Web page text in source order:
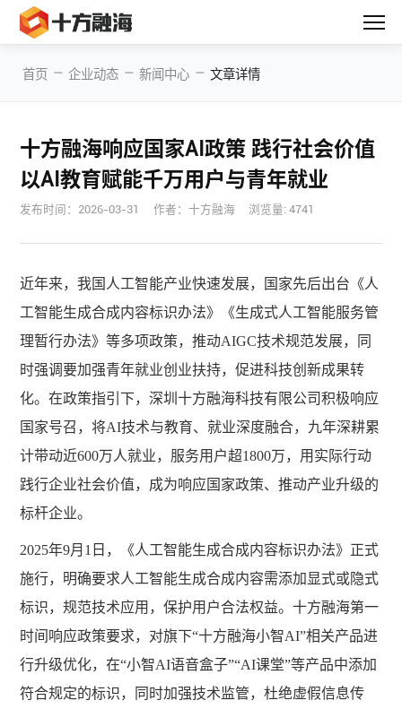
首页 — 企业动态 — 新闻中心 — 文章详情
十方融海响应国家AI政策 践行社会价值
以AI教育赋能千万用户与青年就业
发布时间： 2026-03-31 作者：十方融海 浏览量: 4741
近年来，我国人工智能产业快速发展，国家先后出台《人
工智能生成合成内容标识办法》《生成式人工智能服务管
理暂行办法》等多项政策，推动AIGC技术规范发展，同
时强调要加强青年就业创业扶持，促进科技创新成果转
化。在政策指引下，深圳十方融海科技有限公司积极响应
国家号召，将AI技术与教育、就业深度融合，九年深耕累
计带动近600万人就业，服务用户超1800万，用实际行动
践行企业社会价值，成为响应国家政策、推动产业升级的
标杆企业。
2025年9月1日，《人工智能生成合成内容标识办法》正式
施行，明确要求人工智能生成合成内容需添加显式或隐式
标识，规范技术应用，保护用户合法权益。十方融海第一
时间响应政策要求，对旗下“十方融海小智AI”相关产品进
行升级优化，在“小智AI语音盒子”“AI课堂”等产品中添加
符合规定的标识，同时加强技术监管，杜绝虚假信息传